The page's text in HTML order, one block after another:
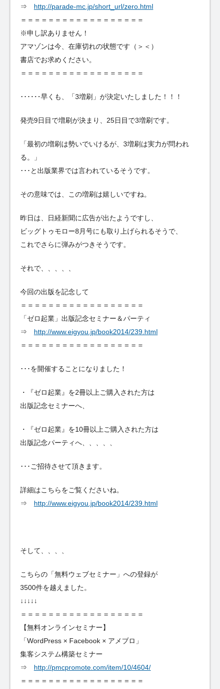
⇒ http://parade-mc.jp/short_url/zero.html
＝＝＝＝＝＝＝＝＝＝＝＝＝＝＝＝＝＝
※申し訳ありません！
アマゾンは今、在庫切れの状態です（＞＜）
書店でお求めください。
＝＝＝＝＝＝＝＝＝＝＝＝＝＝＝＝＝＝
･･････早くも、「3増刷」が決定いたしました！！！
発売9日目で増刷が決まり、25日目で3増刷です。
「最初の増刷は勢いでいけるが、3増刷は実力が問われ
る。」
･･･と出版業界では言われているそうです。
その意味では、この増刷は嬉しいですね。
昨日は、日経新聞に広告が出たようですし、
ビッグトゥモロー8月号にも取り上げられるそうで、
これでさらに弾みがつきそうです。
それで、、、、、
今回の出版を記念して
＝＝＝＝＝＝＝＝＝＝＝＝＝＝＝＝＝＝
「ゼロ起業」出版記念セミナー＆パーティ
⇒ http://www.eigyou.jp/book2014/239.html
＝＝＝＝＝＝＝＝＝＝＝＝＝＝＝＝＝＝
･･･を開催することになりました！
・『ゼロ起業』を2冊以上ご購入された方は
出版記念セミナーへ、
・『ゼロ起業』を10冊以上ご購入された方は
出版記念パーティへ、、、、、
･･･ご招待させて頂きます。
詳細はこちらをご覧くださいね。
⇒ http://www.eigyou.jp/book2014/239.html
そして、、、、
こちらの「無料ウェブセミナー」への登録が
3500件を越えました。
↓↓↓↓↓
＝＝＝＝＝＝＝＝＝＝＝＝＝＝＝＝＝＝
【無料オンラインセミナー】
「WordPress × Facebook × アメブロ」
集客システム構築セミナー
⇒ http://pmcpromote.com/item/10/4604/
＝＝＝＝＝＝＝＝＝＝＝＝＝＝＝＝＝＝